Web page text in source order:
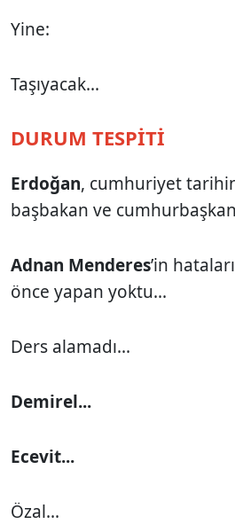
Yine:
Taşıyacak...
DURUM TESPİTİ
Erdoğan, cumhuriyet
başbakan ve
Adnan Menderes’in
önce yapan yoktu...
Ders alamadı...
Demirel...
Ecevit...
Özal...